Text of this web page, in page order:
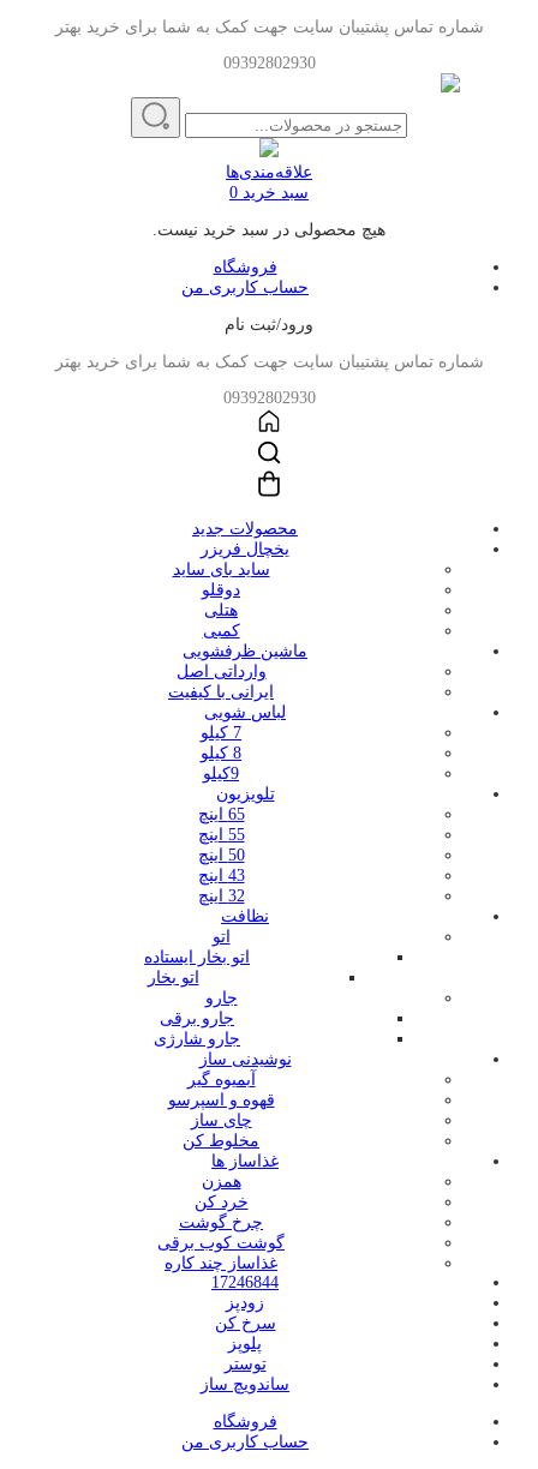
شماره تماس پشتیبان سایت جهت کمک به شما برای خرید بهتر
09392802930
علاقه‌مندی‌ها
سبد خرید 0
هیچ محصولی در سبد خرید نیست.
فروشگاه
حساب کاربری من
ورود/ثبت نام
شماره تماس پشتیبان سایت جهت کمک به شما برای خرید بهتر
09392802930
محصولات جدید
یخچال فریزر
ساید بای ساید
دوقلو
هتلی
کمبی
ماشین ظرفشویی
وارداتی اصل
ایرانی با کیفیت
لباس شویی
7 کیلو
8 کیلو
9کیلو
تلویزیون
65 اینچ
55 اینچ
50 اینچ
43 اینچ
32 اینچ
نظافت
اتو
اتو بخار ایستاده
اتو بخار
جارو
جارو برقی
جارو شارژی
نوشیدنی ساز
آبمیوه گیر
قهوه و اسپرسو
چای ساز
مخلوط کن
غذاساز ها
همزن
خرد کن
چرخ گوشت
گوشت کوب برقی
غذاساز چند کاره
17246844
زودپز
سرخ کن
پلوپز
توستر
ساندویچ ساز
فروشگاه
حساب کاربری من